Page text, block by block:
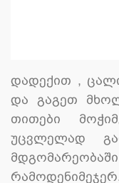
დადექით ,
და გაგეთ
თითები
უცვლელად